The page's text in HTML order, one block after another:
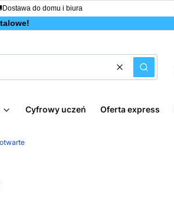
Dostawa do domu i biura
WyczyśćSzukaj
Cyfrowy uczeń Oferta express